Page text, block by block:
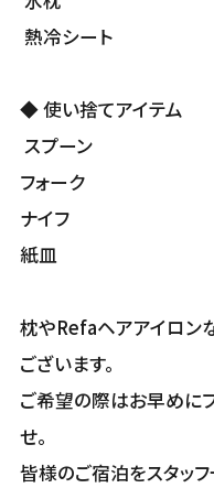
熱冷シート
◆ 使い捨てアイテム
スプーン
フォーク
ナイフ
紙皿
枕やRefaヘアアイロン
ございます。
ご希望の際はお早めに
せ。
皆様のご宿泊をスタッ